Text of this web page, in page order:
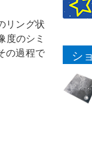
リング状
度のシミ
の過程で
シ